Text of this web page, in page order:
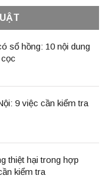
sổ hồng: 10 nội dung
9 việc cần kiểm tra
thiệt hại trong hợp
kiểm tra